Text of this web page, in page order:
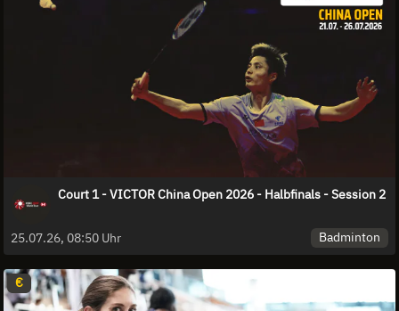
Court 1 - VICTOR China Open 2026 - Halbfinals - Session 2
25.07.26, 08:50 Uhr Badminton
€